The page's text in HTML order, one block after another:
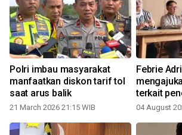
Polri imbau masyarakat
manfaatkan diskon tarif tol
saat arus balik
21 March 2026 21:15 WIB
Febrie
terkait
04 August